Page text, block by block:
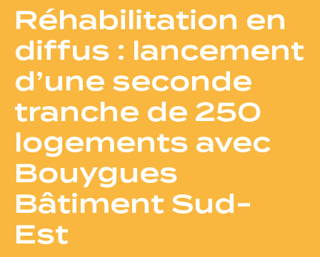
Je cherche un logement
J’ai moins de 30 ans
Je suis salarié
J’ai plus de 65 ans
Je cherche un local commercial
Devenir propriétaire
Réhabilitation en
diffus : lancement
d’une seconde
tranche de 250
logements avec
Bouygues
Bâtiment Sud-
Est